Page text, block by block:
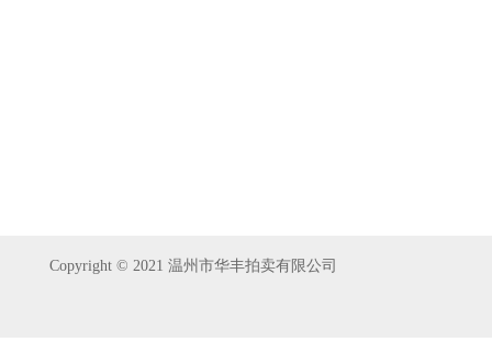
Copyright © 2021 温州市华丰拍卖有限公司